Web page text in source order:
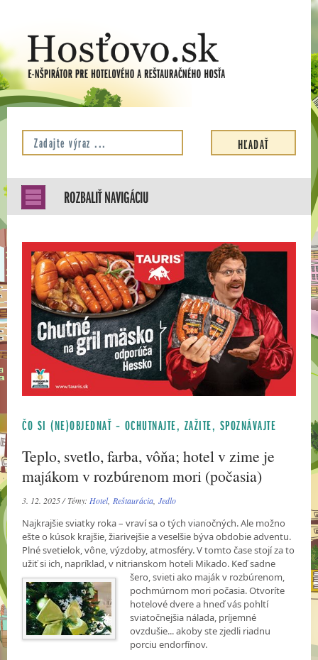
ROZBALIŤ NAVIGÁCIU
ČO SI (NE)OBJEDNAŤ – OCHUTNAJTE, ZAŽITE, SPOZNÁVAJTE
Teplo, svetlo, farba, vôňa; hotel v zime je
majákom v rozbúrenom mori (počasia)
3. 12. 2025 / Témy:Hotel,Reštaurácia,Jedlo
Najkrajšie sviatky roka – vraví sa o tých vianočných. Ale možno
ešte o kúsok krajšie, žiarivejšie a veselšie býva obdobie adventu.
Plné svetielok, vône, výzdoby, atmosféry. V tomto čase stojí za to
užiť si ich, napríklad, v nitrianskom hoteli Mikado. Keď sadne
šero, svieti ako maják v rozbúrenom,
pochmúrnom mori počasia. Otvoríte
hotelové dvere a hneď vás pohltí
sviatočnejšia nálada, príjemné
ovzdušie... akoby ste zjedli riadnu
porciu endorfínov.